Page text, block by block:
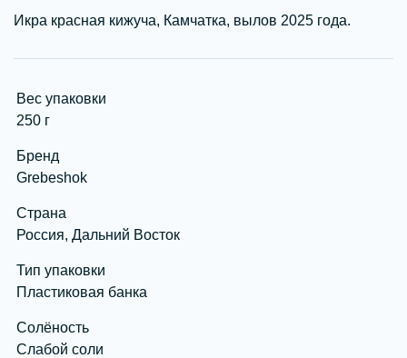
Икра красная кижуча, Камчатка, вылов 2025 года.
Вес упаковки
250 г
Бренд
Grebeshok
Страна
Россия, Дальний Восток
Тип упаковки
Пластиковая банка
Солёность
Слабой соли